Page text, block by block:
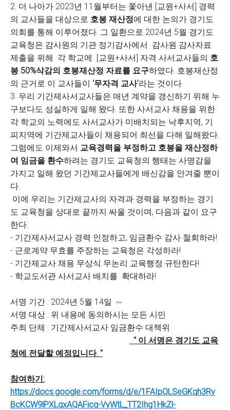
2. 더 나아가 2023년 11월부터는 쫓아낸 [교원+사서] 경력
의 교사들을 대상으로 호봉 재산정에 대한 논의가 경기도
의회를 통해 이루어졌다. 그 일환으로 2024년 5월 경기도
교육청은 감사원의 기관 정기감사에서 감사원 감사자료
제출을 위해 각 학교에 [교원+사서] 자격 사서교사들의 호
봉 50%삭감의 호봉재산정 자료를 요구하였다. 호봉재산정
의 근거로 이 교사들이 ‘무자격 교사’라는 것이다.
3. 우리 기간제사서교사들은 매년 계약을 갱신하기 위해 누
구보다도 성실하게 일해 왔다. 또한 사서교사 채용을 위한
각 학교의 노력에도 사서교사가 미배치되는 낙후지역, 기
피지역에 기간제교사들이 채용되어 최선을 다해 일해왔다.
그럼에도 이제와서 교육경력을 부정하고 호봉을 재산정하
여 임금을 환수하려는 경기도 교육청의 행태는 사명감을
가지고 일해 왔던 기간제교사들에게 배신감을 안겨줄 뿐이
다.
이에 우리는 기간제교사의 자격과 경력을 부정하는 경기
도 교육청을 상대로 끝까지 싸울 것이며, 다음과 같이 요구
한다.
- 기간제사서교사 경력 인정하고, 임금환수 감사 철회하라!
- 근로계약 무효를 주장하는 교육청은 각성하라!
- 기간제교사 채용 무상식 무논리 교육행정 규탄한다!
- 학교도서관 사서교사 배치를 확대하라!
서명 기간 : 2024년 5월 14일 ~
서명 대상 : 위 내용에 동의하시는 모든 시민
주최 단체 : 기간제사서교사 임금환수 대책위
" 이 서명은 경기도 교육
청에 전달할 예정입니다. "
참여하기:
https://docs.google.com/forms/d/e/1FAIpQLSeGKqh3Ry
BcKCW9lPXLqxAQAFicq-VyWtL_TT2Ihg1HkZl-